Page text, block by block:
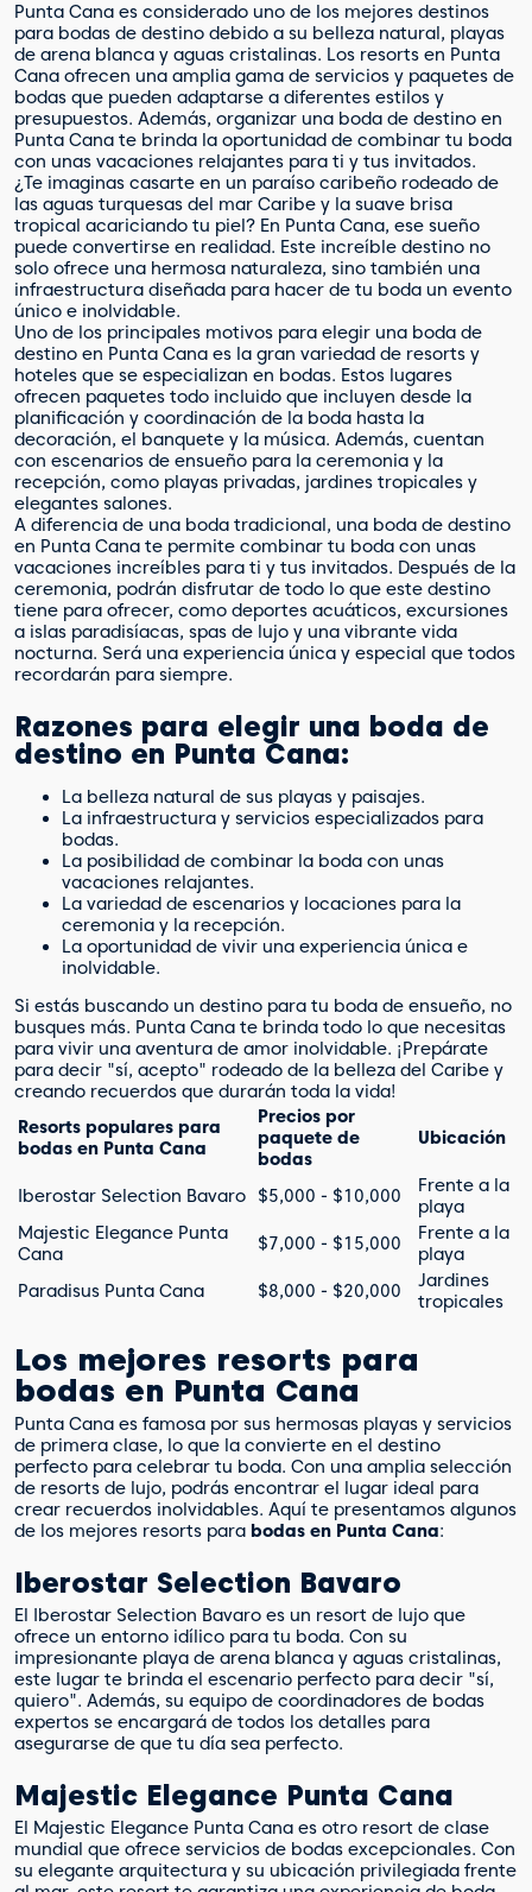
Punta Cana es considerado uno de los mejores destinos
para bodas de destino debido a su belleza natural, playas
de arena blanca y aguas cristalinas. Los resorts en Punta
Cana ofrecen una amplia gama de servicios y paquetes de
bodas que pueden adaptarse a diferentes estilos y
presupuestos. Además, organizar una boda de destino en
Punta Cana te brinda la oportunidad de combinar tu boda
con unas vacaciones relajantes para ti y tus invitados.
¿Te imaginas casarte en un paraíso caribeño rodeado de
las aguas turquesas del mar Caribe y la suave brisa
tropical acariciando tu piel? En Punta Cana, ese sueño
puede convertirse en realidad. Este increíble destino no
solo ofrece una hermosa naturaleza, sino también una
infraestructura diseñada para hacer de tu boda un evento
único e inolvidable.
Uno de los principales motivos para elegir una boda de
destino en Punta Cana es la gran variedad de resorts y
hoteles que se especializan en bodas. Estos lugares
ofrecen paquetes todo incluido que incluyen desde la
planificación y coordinación de la boda hasta la
decoración, el banquete y la música. Además, cuentan
con escenarios de ensueño para la ceremonia y la
recepción, como playas privadas, jardines tropicales y
elegantes salones.
A diferencia de una boda tradicional, una boda de destino
en Punta Cana te permite combinar tu boda con unas
vacaciones increíbles para ti y tus invitados. Después de la
ceremonia, podrán disfrutar de todo lo que este destino
tiene para ofrecer, como deportes acuáticos, excursiones
a islas paradisíacas, spas de lujo y una vibrante vida
nocturna. Será una experiencia única y especial que todos
recordarán para siempre.
Razones para elegir una boda de
destino en Punta Cana:
La belleza natural de sus playas y paisajes.
La infraestructura y servicios especializados para
bodas.
La posibilidad de combinar la boda con unas
vacaciones relajantes.
La variedad de escenarios y locaciones para la
ceremonia y la recepción.
La oportunidad de vivir una experiencia única e
inolvidable.
Si estás buscando un destino para tu boda de ensueño, no
busques más. Punta Cana te brinda todo lo que necesitas
para vivir una aventura de amor inolvidable. ¡Prepárate
para decir "sí, acepto" rodeado de la belleza del Caribe y
creando recuerdos que durarán toda la vida!
Resorts populares para
bodas en Punta Cana
Precios por
paquete de
bodas
Ubicación
Iberostar Selection Bavaro $5,000 - $10,000
Frente a la
playa
Majestic Elegance Punta
Cana
$7,000 - $15,000
Frente a la
playa
Paradisus Punta Cana
$8,000 - $20,000
Jardines
tropicales
Los mejores resorts para
bodas en Punta Cana
Punta Cana es famosa por sus hermosas playas y servicios
de primera clase, lo que la convierte en el destino
perfecto para celebrar tu boda. Con una amplia selección
de resorts de lujo, podrás encontrar el lugar ideal para
crear recuerdos inolvidables. Aquí te presentamos algunos
de los mejores resorts para bodas en Punta Cana:
Iberostar Selection Bavaro
El Iberostar Selection Bavaro es un resort de lujo que
ofrece un entorno idílico para tu boda. Con su
impresionante playa de arena blanca y aguas cristalinas,
este lugar te brinda el escenario perfecto para decir "sí,
quiero". Además, su equipo de coordinadores de bodas
expertos se encargará de todos los detalles para
asegurarse de que tu día sea perfecto.
Majestic Elegance Punta Cana
El Majestic Elegance Punta Cana es otro resort de clase
mundial que ofrece servicios de bodas excepcionales. Con
su elegante arquitectura y su ubicación privilegiada frente